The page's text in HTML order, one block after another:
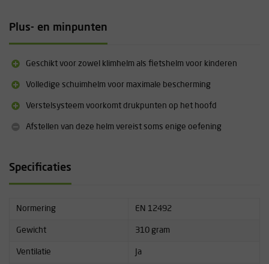
Plus- en minpunten
Geschikt voor zowel klimhelm als fietshelm voor kinderen
Volledige schuimhelm voor maximale bescherming
Verstelsysteem voorkomt drukpunten op het hoofd
Afstellen van deze helm vereist soms enige oefening
Specificaties
Normering EN 12492
Gewicht 310 gram
Ventilatie Ja